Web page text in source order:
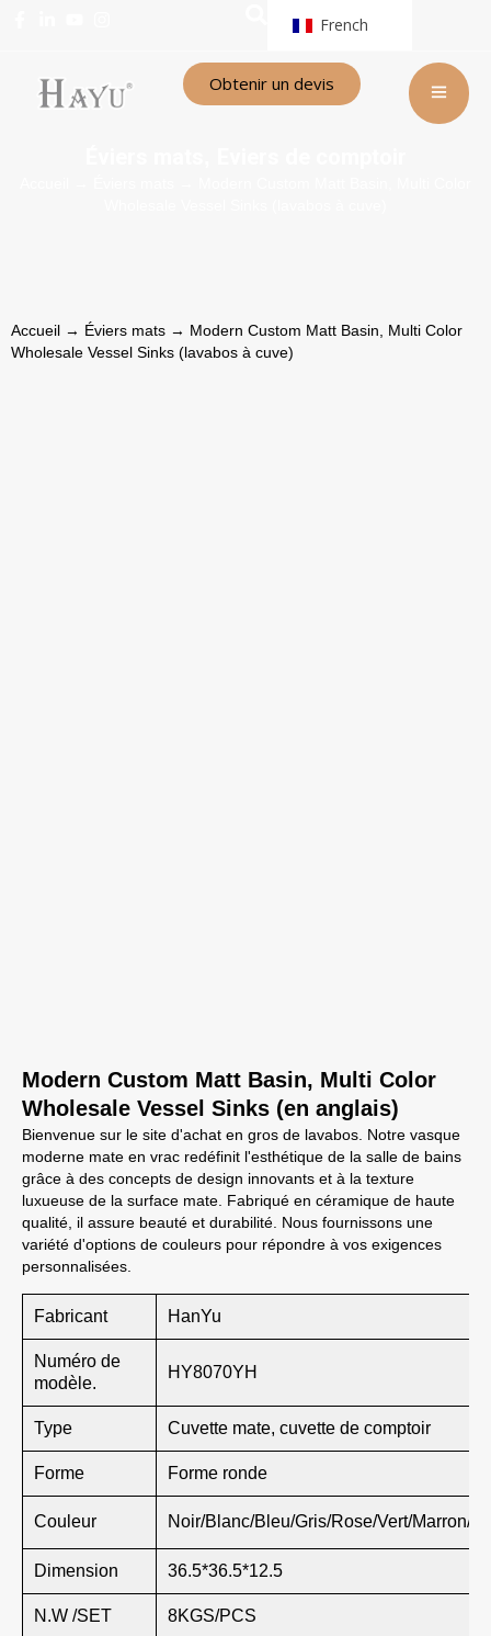
French
Obtenir un devis
Accueil → Éviers mats → Modern Custom Matt Basin, Multi Color
Wholesale Vessel Sinks (lavabos à cuve)
Modern Custom Matt Basin, Multi Color
Wholesale Vessel Sinks (en anglais)
Bienvenue sur le site d'achat en gros de lavabos. Notre vasque
moderne mate en vrac redéfinit l'esthétique de la salle de bains
grâce à des concepts de design innovants et à la texture
luxueuse de la surface mate. Fabriqué en céramique de haute
qualité, il assure beauté et durabilité. Nous fournissons une
variété d'options de couleurs pour répondre à vos exigences
personnalisées.
Fabricant HanYu
Numéro de
modèle.
HY8070YH
Type Cuvette mate, cuvette de comptoir
Forme Forme ronde
Couleur Noir/Blanc/Bleu/Gris/Rose/Vert/Marron/
Dimension 36.5*36.5*12.5
N.W /SET 8KGS/PCS